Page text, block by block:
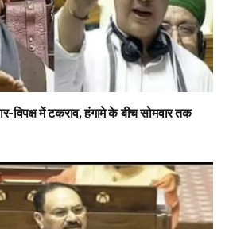
विपक्ष में टकराव, हंगामे के बीच सोमवार तक